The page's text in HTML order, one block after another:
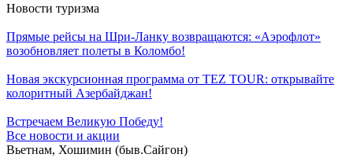
Новости туризма
Прямые рейсы на Шри-Ланку возвращаются: «Аэрофлот»
возобновляет полеты в Коломбо!
Новая экскурсионная программа от TEZ TOUR: открывайте
колоритный Азербайджан!
Встречаем Великую Победу!
Все новости и акции
Вьетнам, Хошимин (быв.Сайгон)